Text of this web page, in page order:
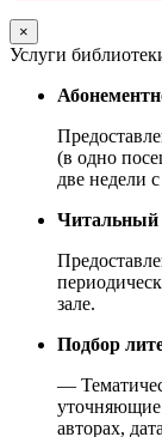
×
Услуги
(в одно
две недели
Читальный
зале.
Подбор
—
уточняющие
авторах,